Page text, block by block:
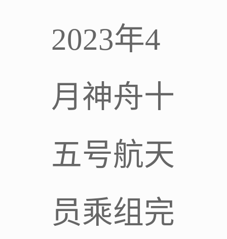
2023年4
月神舟十
五号航天
员乘组完